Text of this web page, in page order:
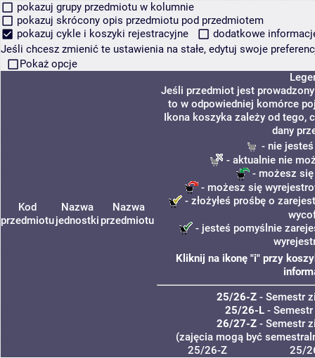
pokazuj grupy przedmiotu w kolumnie
pokazuj skrócony opis przedmiotu pod przedmiotem
pokazuj cykle i koszyki rejestracyjne
dodatkowe
Jeśli chcesz zmienić te ustawienia na stałe, edytuj swoje
Pokaż opcje
Kod
przedmiotu
Nazwa
jednostki
Nazwa
przedmiotu
Jeśli przedmiot jest
to w odpowiedniej komórce
Ikona koszyka zależy od tego,
dany
- nie
- aktualnie nie
- możesz się
- możesz się
- złożyłeś prośbę o
- jesteś pomyślnie
Kliknij na ikonę "i" przy
25/26-Z - Semestr
25/26-L -
26/27-Z - Semestr
(zajęcia mogą być
25/26-Z
25/